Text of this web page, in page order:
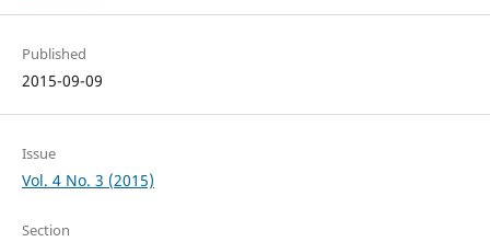
Published
2015-09-09
Issue
Vol. 4 No. 3 (2015)
Section